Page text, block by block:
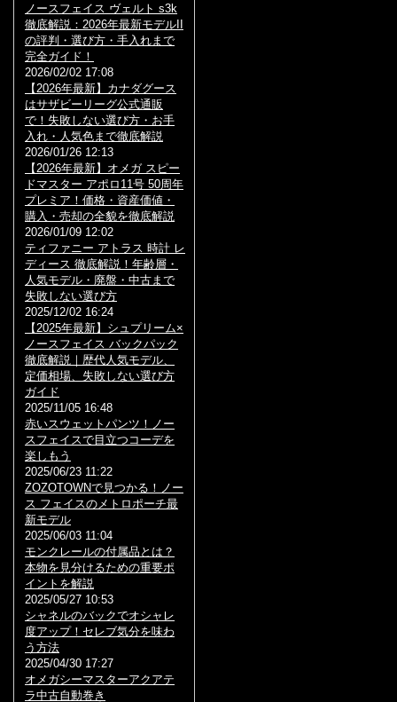
ノースフェイス ヴェルト s3k
徹底解説：2026年最新モデルII
の評判・選び方・手入れまで
完全ガイド！
2026/02/02 17:08
【2026年最新】カナダグース
はサザビーリーグ公式通販
で！失敗しない選び方・お手
入れ・人気色まで徹底解説
2026/01/26 12:13
【2026年最新】オメガ スピー
ドマスター アポロ11号 50周年
プレミア！価格・資産価値・
購入・売却の全貌を徹底解説
2026/01/09 12:02
ティファニー アトラス 時計 レ
ディース 徹底解説！年齢層・
人気モデル・廃盤・中古まで
失敗しない選び方
2025/12/02 16:24
【2025年最新】シュプリーム×
ノースフェイス バックパック
徹底解説｜歴代人気モデル、
定価相場、失敗しない選び方
ガイド
2025/11/05 16:48
赤いスウェットパンツ！ノー
スフェイスで目立つコーデを
楽しもう
2025/06/23 11:22
ZOZOTOWNで見つかる！ノー
ス フェイスのメトロポーチ最
新モデル
2025/06/03 11:04
モンクレールの付属品とは？
本物を見分けるための重要ポ
イントを解説
2025/05/27 10:53
シャネルのバックでオシャレ
度アップ！セレブ気分を味わ
う方法
2025/04/30 17:27
オメガシーマスターアクアテ
ラ中古自動巻き